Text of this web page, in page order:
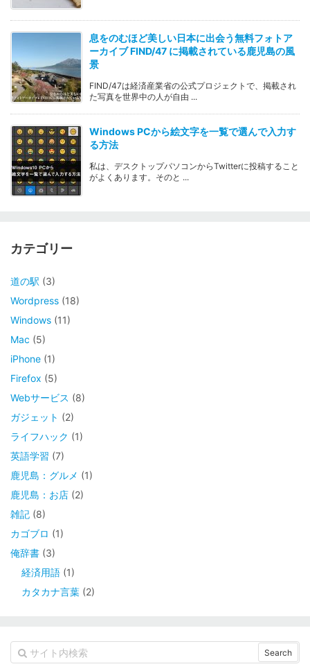
息をのむほど美しい日本に出会う無料フォトア
ーカイブ FIND/47 に掲載されている鹿児島の風
景
FIND/47は経済産業省の公式プロジェクトで、掲載され
た写真を世界中の人が自由 ...
Windows PCから絵文字を一覧で選んで入力す
る方法
私は、デスクトップパソコンからTwitterに投稿すること
がよくあります。そのと ...
カテゴリー
道の駅 (3)
Wordpress (18)
Windows (11)
Mac (5)
iPhone (1)
Firefox (5)
Webサービス (8)
ガジェット (2)
ライフハック (1)
英語学習 (7)
鹿児島：グルメ (1)
鹿児島：お店 (2)
雑記 (8)
カゴブロ (1)
俺辞書 (3)
経済用語 (1)
カタカナ言葉 (2)